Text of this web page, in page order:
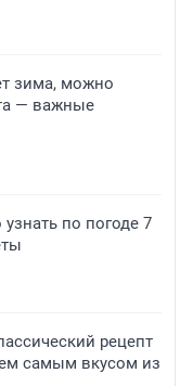
зима, можно
— важные
по погоде 7
рецепт
самым вкусом из